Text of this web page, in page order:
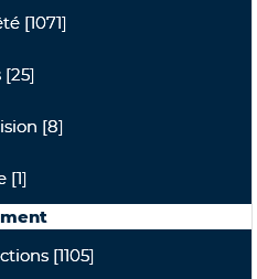
[1071]
[25]
[8]
[1]
[1105]